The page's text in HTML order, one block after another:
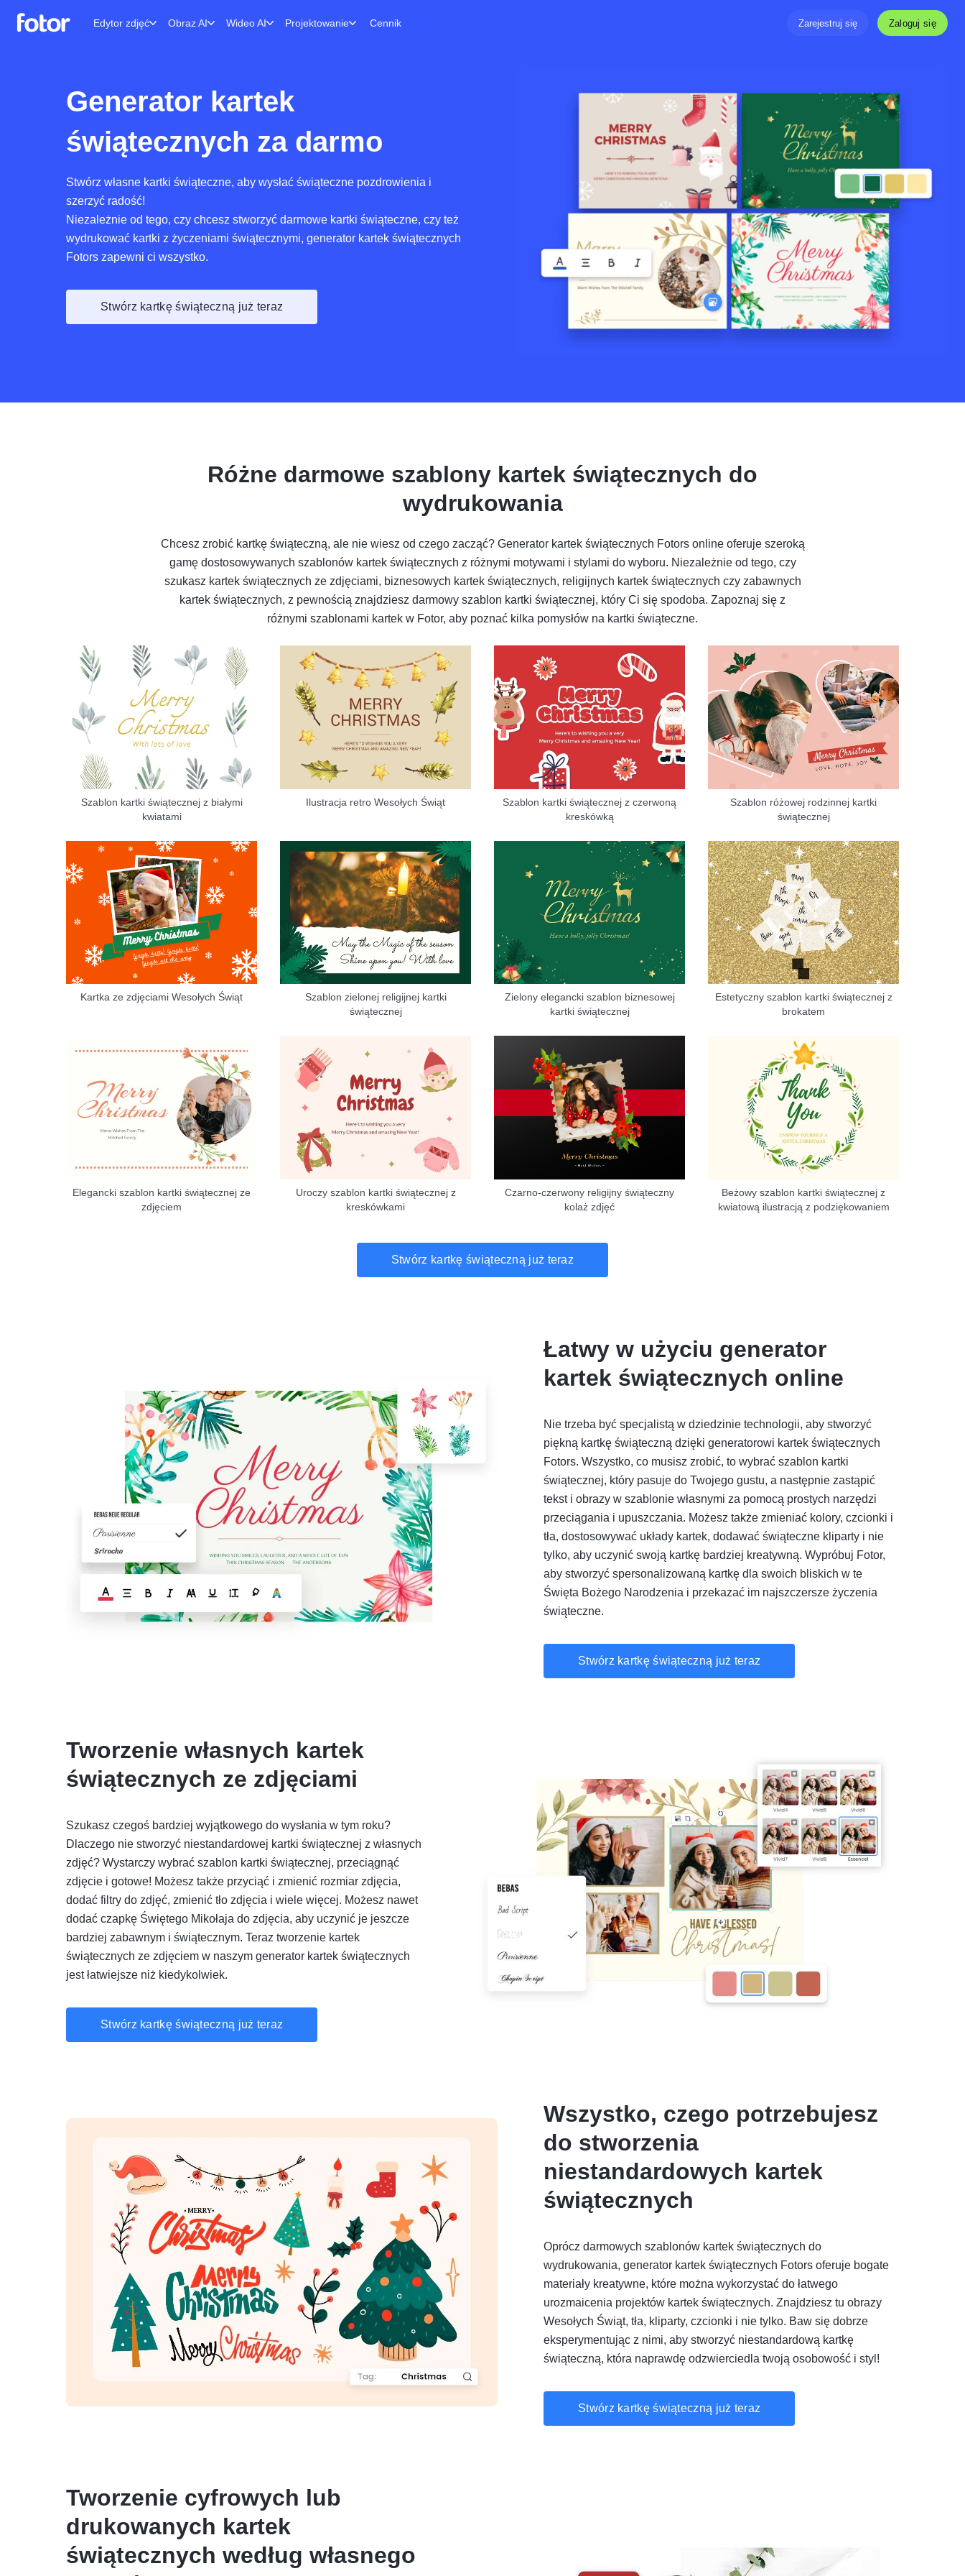
Edytor zdjęć Obraz AI Wideo AI Projektowanie Cennik Zarejestruj się Zaloguj się
Generator kartek
świątecznych za darmo
Stwórz własne kartki świąteczne, aby wysłać świąteczne pozdrowienia i
szerzyć radość!
Niezależnie od tego, czy chcesz stworzyć darmowe kartki świąteczne, czy też
wydrukować kartki z życzeniami świątecznymi, generator kartek świątecznych
Fotors zapewni ci wszystko.
Stwórz kartkę świąteczną już teraz
Różne darmowe szablony kartek świątecznych do
wydrukowania
Chcesz zrobić kartkę świąteczną, ale nie wiesz od czego zacząć? Generator kartek świątecznych Fotors online oferuje szeroką
gamę dostosowywanych szablonów kartek świątecznych z różnymi motywami i stylami do wyboru. Niezależnie od tego, czy
szukasz kartek świątecznych ze zdjęciami, biznesowych kartek świątecznych, religijnych kartek świątecznych czy zabawnych
kartek świątecznych, z pewnością znajdziesz darmowy szablon kartki świątecznej, który Ci się spodoba. Zapoznaj się z
różnymi szablonami kartek w Fotor, aby poznać kilka pomysłów na kartki świąteczne.
Szablon kartki świątecznej z białymi
kwiatami
Ilustracja retro Wesołych Świąt
Szablon kartki świątecznej z czerwoną
kreskówką
Szablon różowej rodzinnej kartki
świątecznej
Kartka ze zdjęciami Wesołych Świąt
Szablon zielonej religijnej kartki
świątecznej
Zielony elegancki szablon biznesowej
kartki świątecznej
Estetyczny szablon kartki świątecznej z
brokatem
Elegancki szablon kartki świątecznej ze
zdjęciem
Uroczy szablon kartki świątecznej z
kreskówkami
Czarno-czerwony religijny świąteczny
kolaż zdjęć
Beżowy szablon kartki świątecznej z
kwiatową ilustracją z podziękowaniem
Stwórz kartkę świąteczną już teraz
Łatwy w użyciu generator
kartek świątecznych online
Nie trzeba być specjalistą w dziedzinie technologii, aby stworzyć
piękną kartkę świąteczną dzięki generatorowi kartek świątecznych
Fotors. Wszystko, co musisz zrobić, to wybrać szablon kartki
świątecznej, który pasuje do Twojego gustu, a następnie zastąpić
tekst i obrazy w szablonie własnymi za pomocą prostych narzędzi
przeciągania i upuszczania. Możesz także zmieniać kolory, czcionki i
tła, dostosowywać układy kartek, dodawać świąteczne kliparty i nie
tylko, aby uczynić swoją kartkę bardziej kreatywną. Wypróbuj Fotor,
aby stworzyć spersonalizowaną kartkę dla swoich bliskich w te
Święta Bożego Narodzenia i przekazać im najszczersze życzenia
świąteczne.
Stwórz kartkę świąteczną już teraz
Tworzenie własnych kartek
świątecznych ze zdjęciami
Szukasz czegoś bardziej wyjątkowego do wysłania w tym roku?
Dlaczego nie stworzyć niestandardowej kartki świątecznej z własnych
zdjęć? Wystarczy wybrać szablon kartki świątecznej, przeciągnąć
zdjęcie i gotowe! Możesz także przyciąć i zmienić rozmiar zdjęcia,
dodać filtry do zdjęć, zmienić tło zdjęcia i wiele więcej. Możesz nawet
dodać czapkę Świętego Mikołaja do zdjęcia, aby uczynić je jeszcze
bardziej zabawnym i świątecznym. Teraz tworzenie kartek
świątecznych ze zdjęciem w naszym generator kartek świątecznych
jest łatwiejsze niż kiedykolwiek.
Stwórz kartkę świąteczną już teraz
Wszystko, czego potrzebujesz
do stworzenia
niestandardowych kartek
świątecznych
Oprócz darmowych szablonów kartek świątecznych do
wydrukowania, generator kartek świątecznych Fotors oferuje bogate
materiały kreatywne, które można wykorzystać do łatwego
urozmaicenia projektów kartek świątecznych. Znajdziesz tu obrazy
Wesołych Świąt, tła, kliparty, czcionki i nie tylko. Baw się dobrze
eksperymentując z nimi, aby stworzyć niestandardową kartkę
świąteczną, która naprawdę odzwierciedla twoją osobowość i styl!
Stwórz kartkę świąteczną już teraz
Tworzenie cyfrowych lub
drukowanych kartek
świątecznych według własnego